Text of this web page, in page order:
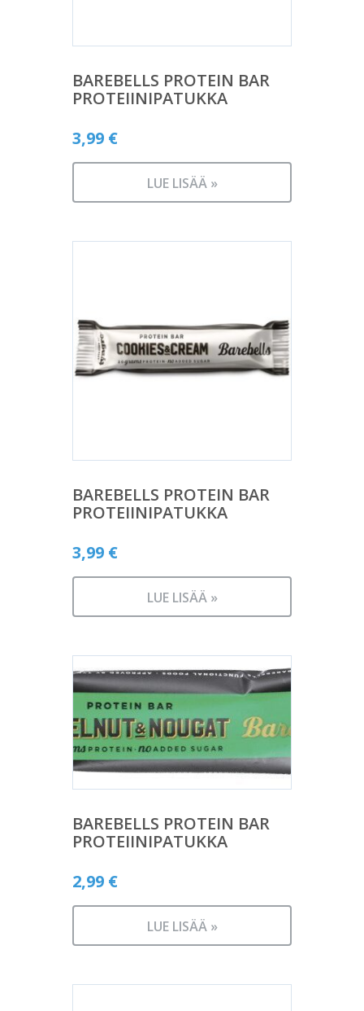
BAREBELLS PROTEIN BAR
PROTEIINIPATUKKA
3,99 €
LUE LISÄÄ »
BAREBELLS PROTEIN BAR
PROTEIINIPATUKKA
3,99 €
LUE LISÄÄ »
BAREBELLS PROTEIN BAR
PROTEIINIPATUKKA
2,99 €
LUE LISÄÄ »